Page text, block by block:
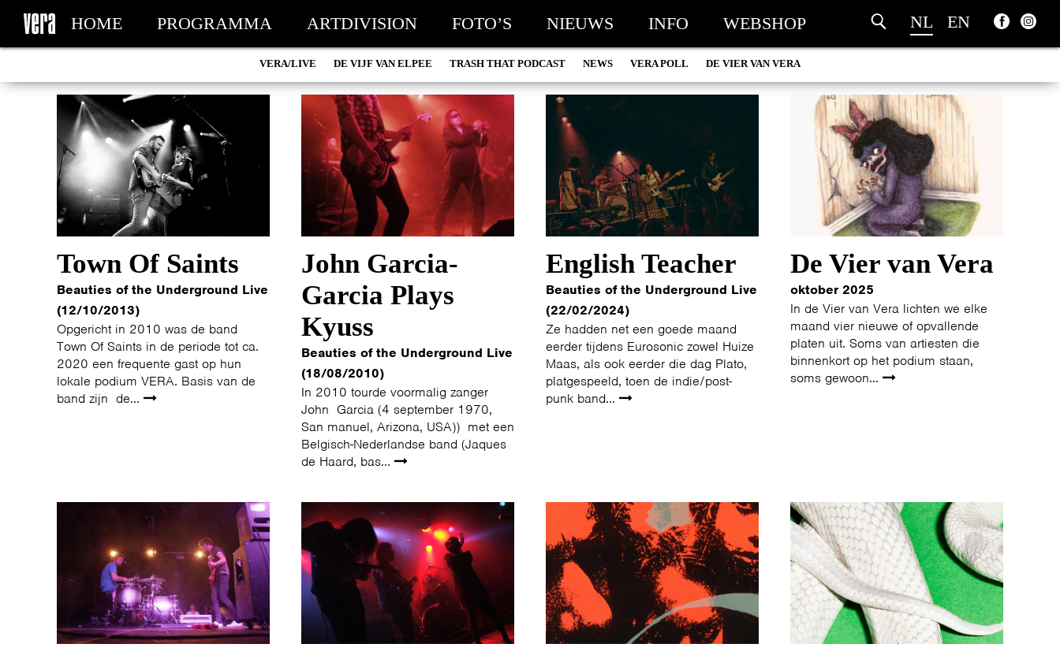
NL EN
HOME PROGRAMMA ARTDIVISION FOTO’S NIEUWS INFO WEBSHOP
VERA/LIVE DE VIJF VAN ELPEE TRASH THAT PODCAST NEWS VERA POLL DE VIER VAN VERA
Town Of Saints
Beauties of the Underground Live
(12/10/2013)
Opgericht in 2010 was de band
Town Of Saints in de periode tot ca.
2020 een frequente gast op hun
lokale podium VERA. Basis van de
band zijn de...
John Garcia-
Garcia Plays
Kyuss
Beauties of the Underground Live
(18/08/2010)
In 2010 tourde voormalig zanger
John Garcia (4 september 1970,
San manuel, Arizona, USA)) met een
Belgisch-Nederlandse band (Jaques
de Haard, bas...
English Teacher
Beauties of the Underground Live
(22/02/2024)
Ze hadden net een goede maand
eerder tijdens Eurosonic zowel Huize
Maas, als ook eerder die dag Plato,
platgespeeld, toen de indie/post-
punk band...
De Vier van Vera
oktober 2025
In de Vier van Vera lichten we elke
maand vier nieuwe of opvallende
platen uit. Soms van artiesten die
binnenkort op het podium staan,
soms gewoon...